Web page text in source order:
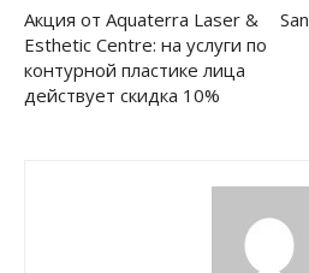
Акция от Aquaterra Laser &
Esthetic Centre: на услуги по
контурной пластике лица
действует скидка 10%